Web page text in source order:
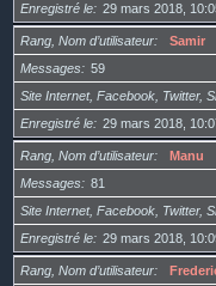
Enregistré le
29 mars 2018,
Rang, Nom d’utilisateur
Samir
Messages
59
Site Internet, Facebook, Twitter,
Enregistré le
29 mars 2018,
Rang, Nom d’utilisateur
Manu
Messages
81
Site Internet, Facebook, Twitter,
Enregistré le
29 mars 2018,
Rang, Nom d’utilisateur